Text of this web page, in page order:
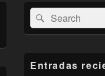
El
área
de
widget
lateral
primaria
Buscar
por:
Buscar
Entradas